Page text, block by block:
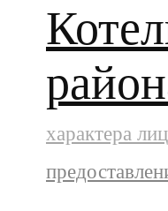
характера лиц